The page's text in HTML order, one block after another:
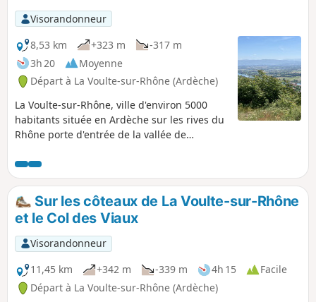
Visorandonneur
8,53 km
+323 m
-317 m
3h 20
Moyenne
Départ à La Voulte-sur-Rhône (Ardèche)
La Voulte-sur-Rhône, ville d'environ 5000
habitants située en Ardèche sur les rives du
Rhône porte d'entrée de la vallée de
château, la Chapelle des Princes, la Fontaine
Giroud, le site des fonderies avec 4 hauts
fourneaux.Des biens architecturaux, le
premier viaduc ferroviaire en béton
précontraint construit en France. Le pont
suspendu enjambant le Rhône liaison avec
Livron.Ici vous êtes au croisement des voies
douces, la Via Rhôna et la Dolce Via.
Sur les côteaux de La Voulte-sur-Rhône
et le Col des Viaux
Visorandonneur
11,45 km
+342 m -339 m 4h 15
Facile
Départ à La Voulte-sur-Rhône (Ardèche)